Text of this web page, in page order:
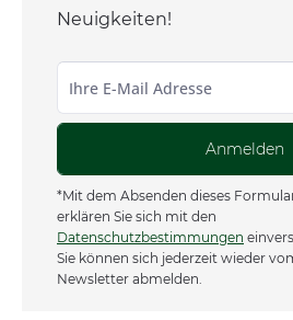
Neuigkeiten!
Anmelden
*Mit dem Absenden dieses
erklären Sie sich mit den
Datenschutzbestimmungen
Sie können sich jederzeit wieder
Newsletter abmelden.